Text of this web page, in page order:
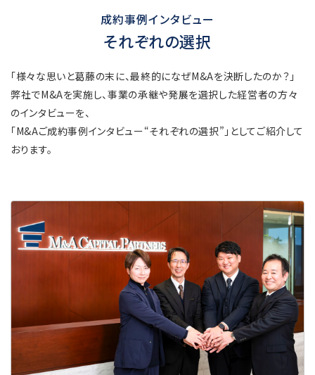
成約事例インタビュー
それぞれの選択
「様々な思いと葛藤の末に、最終的になぜM&Aを決断したのか？」
弊社でM&Aを実施し、事業の承継や発展を選択した経営者の方々
のインタビューを、
「M&Aご成約事例インタビュー“それぞれの選択”」としてご紹介して
おります。